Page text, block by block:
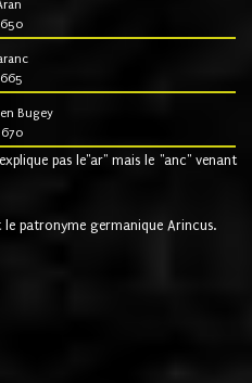
Bugey
pas le"ar" mais le "anc" venant
le patronyme germanique Arincus.